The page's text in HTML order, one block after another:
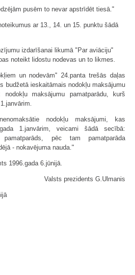
pusēm to nevar apstrīdēt tiesā."
ar 13., 14. un 15. punktu šādā
izdarīšanai likumā "Par aviāciju"
noteikt lidostu nodevas un to likmes.
un nodevām" 24.panta trešās daļas
budžetā ieskaitāmais nodokļu maksājumu
maksājumu pamatparādu, kurš
nodokļu maksājumi, kas
1.janvārim, veicami šādā secībā:
pamatparāds, pēc tam pamatparāda
- nokavējuma nauda."
1996.gada 6.jūnijā.
Valsts prezidents G.Ulmanis